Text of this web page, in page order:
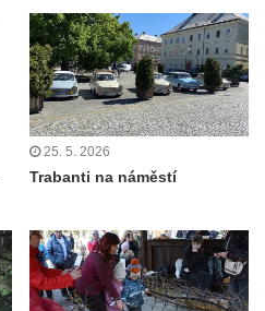
25. 5. 2026
Trabanti na náměstí